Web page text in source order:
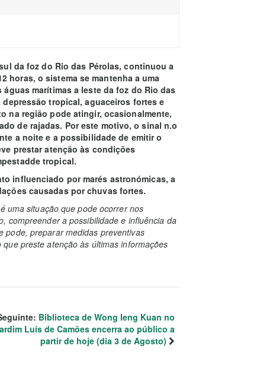
da foz do Rio das Pérolas, continuou a
horas, o sistema se mantenha a uma
marítimas a leste da foz do Rio das
tropical, aguaceiros fortes e
na região pode atingir, ocasionalmente,
de rajadas. Por este motivo, o sinal n.o
a noite e a possibilidade de emitir o
prestar atenção às condições
tropical.
influenciado por marés astronómicas, a
causadas por chuvas fortes.
uma situação que pode ocorrer nos
compreender a possibilidade e influência da
pode, preparar medidas preventivas
preste atenção às últimas informações
Biblioteca de Wong Ieng Kuan no
Luís de Camões encerra ao público a
partir de hoje (dia 3 de Agosto)